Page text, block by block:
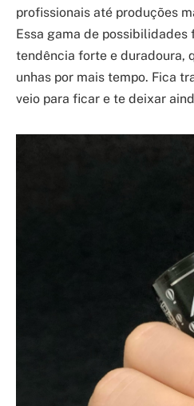
profissionais até produções
Essa gama de possibilidades
tendência forte e duradoura,
unhas por mais tempo. Fica
veio para ficar e te deixar